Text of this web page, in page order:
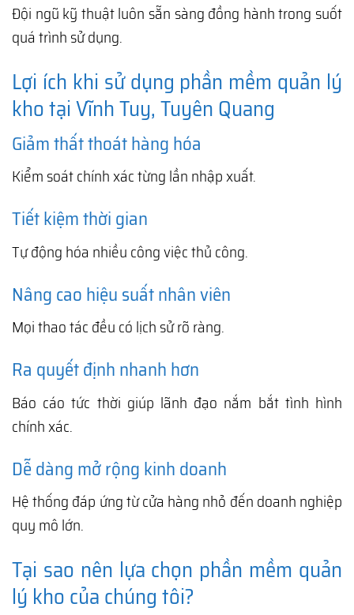
Đội ngũ kỹ thuật luôn sẵn sàng đồng hành trong suốt
quá trình sử dụng.
Lợi ích khi sử dụng phần mềm quản lý
kho tại Vĩnh Tuy, Tuyên Quang
Giảm thất thoát hàng hóa
Kiểm soát chính xác từng lần nhập xuất.
Tiết kiệm thời gian
Tự động hóa nhiều công việc thủ công.
Nâng cao hiệu suất nhân viên
Mọi thao tác đều có lịch sử rõ ràng.
Ra quyết định nhanh hơn
Báo cáo tức thời giúp lãnh đạo nắm bắt tình hình
chính xác.
Dễ dàng mở rộng kinh doanh
Hệ thống đáp ứng từ cửa hàng nhỏ đến doanh nghiệp
quy mô lớn.
Tại sao nên lựa chọn phần mềm quản
lý kho của chúng tôi?